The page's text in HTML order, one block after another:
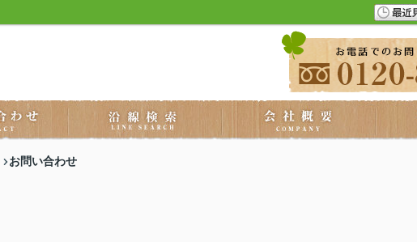
お問い合わせ